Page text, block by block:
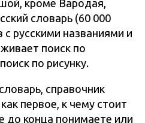
кроме Вародая,
словарь (60 000
русскими названиями и
поиск по
по рисунку.
справочник
первое, к чему стоит
до конца понимаете или